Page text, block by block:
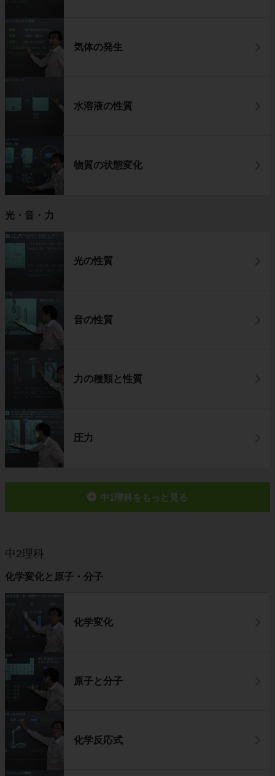
気体の発生
水溶液の性質
物質の状態変化
光・音・力
光の性質
音の性質
力の種類と性質
圧力
中1理科をもっと見る
中2理科
化学変化と原子・分子
化学変化
原子と分子
化学反応式